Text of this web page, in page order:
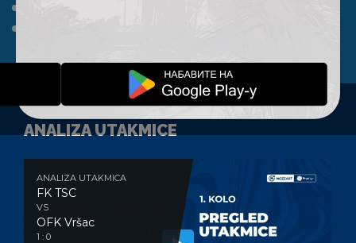
ANALIZA UTAKMICE
ANALIZA UTAKMICA
FK TSC
VS
OFK Vršac
1 : 0